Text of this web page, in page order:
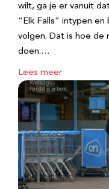
wilt, ga je er vanuit
“Elk Falls” intypen
volgen. Dat is hoe de
doen.…
Lees meer